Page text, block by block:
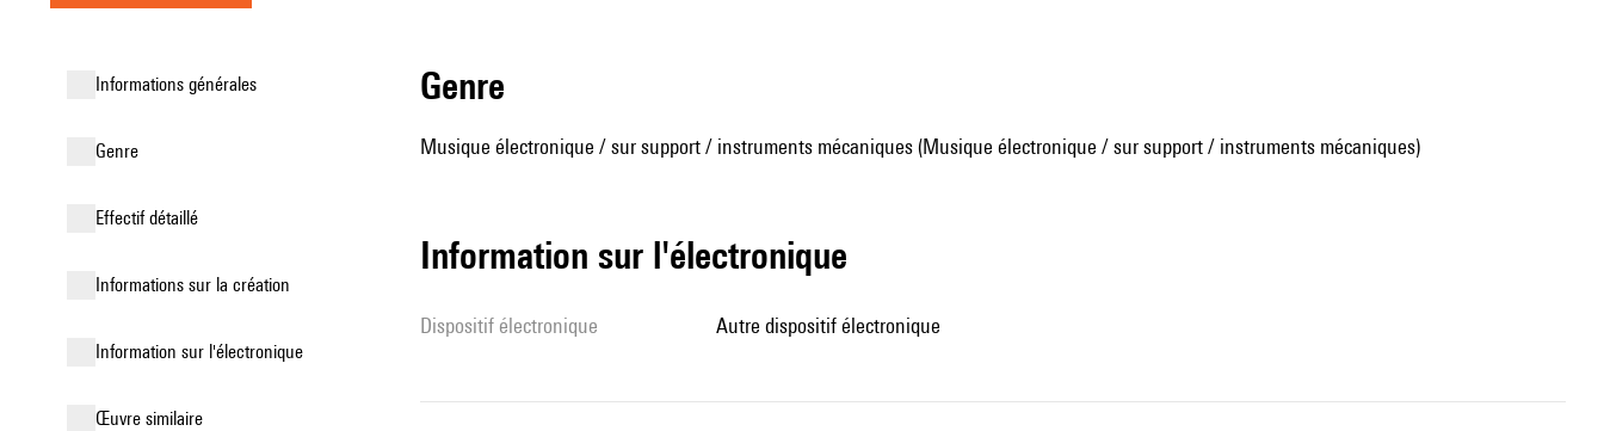
informations générales
genre
effectif détaillé
informations sur la création
Information sur l'électronique
œuvre similaire
genre
Musique électronique / sur support / instruments mécaniques (Musique électronique / sur support / instruments mécaniques)
Information sur l'électronique
Dispositif électronique autre dispositif électronique